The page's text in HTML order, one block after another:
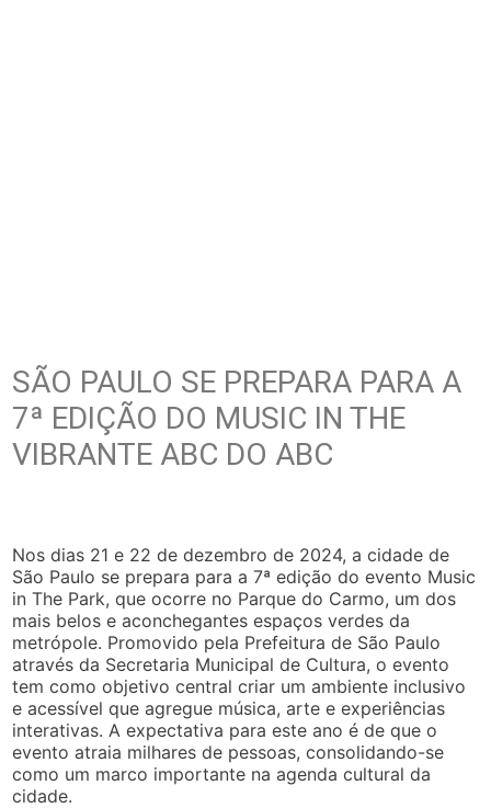
SÃO PAULO SE PREPARA PARA A
7ª EDIÇÃO DO MUSIC IN THE
VIBRANTE ABC DO ABC
Nos dias 21 e 22 de dezembro de 2024, a cidade de
São Paulo se prepara para a 7ª edição do evento Music
in The Park, que ocorre no Parque do Carmo, um dos
mais belos e aconchegantes espaços verdes da
metrópole. Promovido pela Prefeitura de São Paulo
através da Secretaria Municipal de Cultura, o evento
tem como objetivo central criar um ambiente inclusivo
e acessível que agregue música, arte e experiências
interativas. A expectativa para este ano é de que o
evento atraia milhares de pessoas, consolidando-se
como um marco importante na agenda cultural da
cidade.